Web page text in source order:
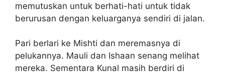
memutuskan untuk berhati-hati untuk tidak
berurusan dengan keluarganya sendiri di jalan.
Pari berlari ke Mishti dan meremasnya di
pelukannya. Mauli dan Ishaan senang melihat
mereka. Sementara Kunal masih berdiri di